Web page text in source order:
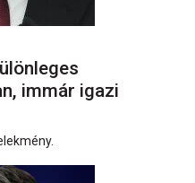
immár igazi